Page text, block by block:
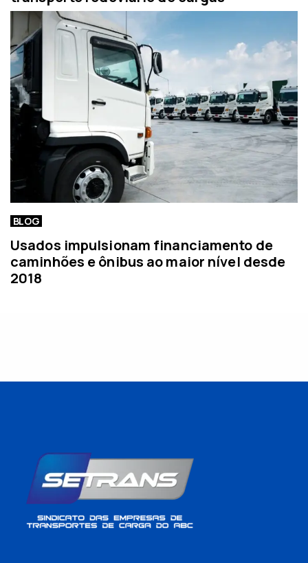
BLOG
Usados impulsionam financiamento de
caminhões e ônibus ao maior nível desde
2018